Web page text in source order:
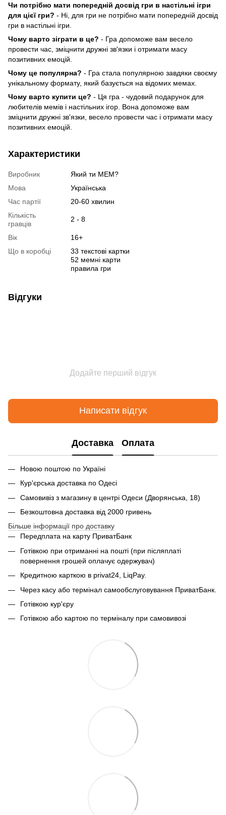
Чи потрібно мати попередній досвід гри в настільні ігри
для цієї гри? - Ні, для гри не потрібно мати попередній досвід
гри в настільні ігри.
Чому варто зіграти в це? - Гра допоможе вам весело
провести час, зміцнити дружні зв'язки і отримати масу
позитивних емоцій.
Чому це популярна? - Гра стала популярною завдяки своєму
унікальному формату, який базується на відомих мемах.
Чому варто купити це? - Ця гра - чудовий подарунок для
любителів мемів і настільних ігор. Вона допоможе вам
зміцнити дружні зв'язки, весело провести час і отримати масу
позитивних емоцій.
Характеристики
Виробник
Який ти МЕМ?
Мова
Українська
Час партії
20-60 хвилин
Кількість
гравців
2 - 8
Вік
16+
Що в коробці
33 текстові картки
52 мемні карти
правила гри
Відгуки
Додайте перший відгук
Написати відгук
Доставка Оплата
Новою поштою по Україні
Кур'єрська доставка по Одесі
Самовивіз з магазину в центрі Одеси (Дворянська, 18)
Безкоштовна доставка від 2000 гривень
Більше інформації про доставку
Передплата на карту ПриватБанк
Готівкою при отриманні на пошті (при післяплаті
повернення грошей оплачує одержувач)
Кредитною карткою в privat24, LiqPay.
Через касу або термінал самообслуговування ПриватБанк.
Готівкою кур'єру
Готівкою або картою по терміналу при самовивозі